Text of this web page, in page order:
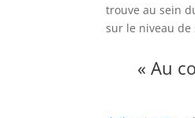
trouve au sein
sur le niveau de
« Au